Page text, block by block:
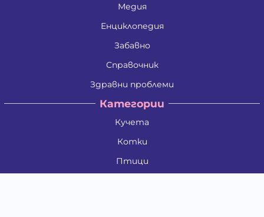
Медия
Енциклопедия
Забавно
Справочник
Здравни проблеми
Категории
Кучета
Котки
Птици